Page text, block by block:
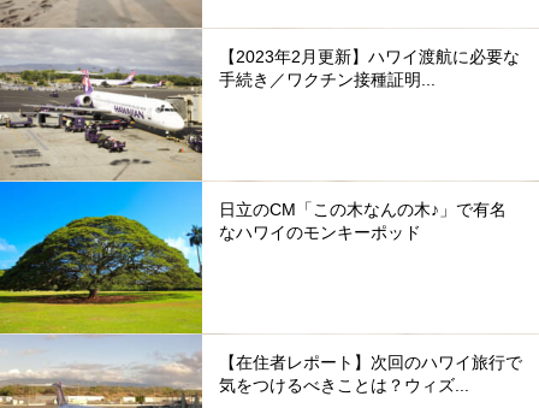
【2023年2月更新】ハワイ渡航に必要な
手続き／ワクチン接種証明...
日立のCM「この木なんの木♪」で有名
なハワイのモンキーポッド
【在住者レポート】次回のハワイ旅行で
気をつけるべきことは？ウィズ...